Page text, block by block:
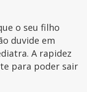
o seu filho
duvide em
A rapidez
para poder sair